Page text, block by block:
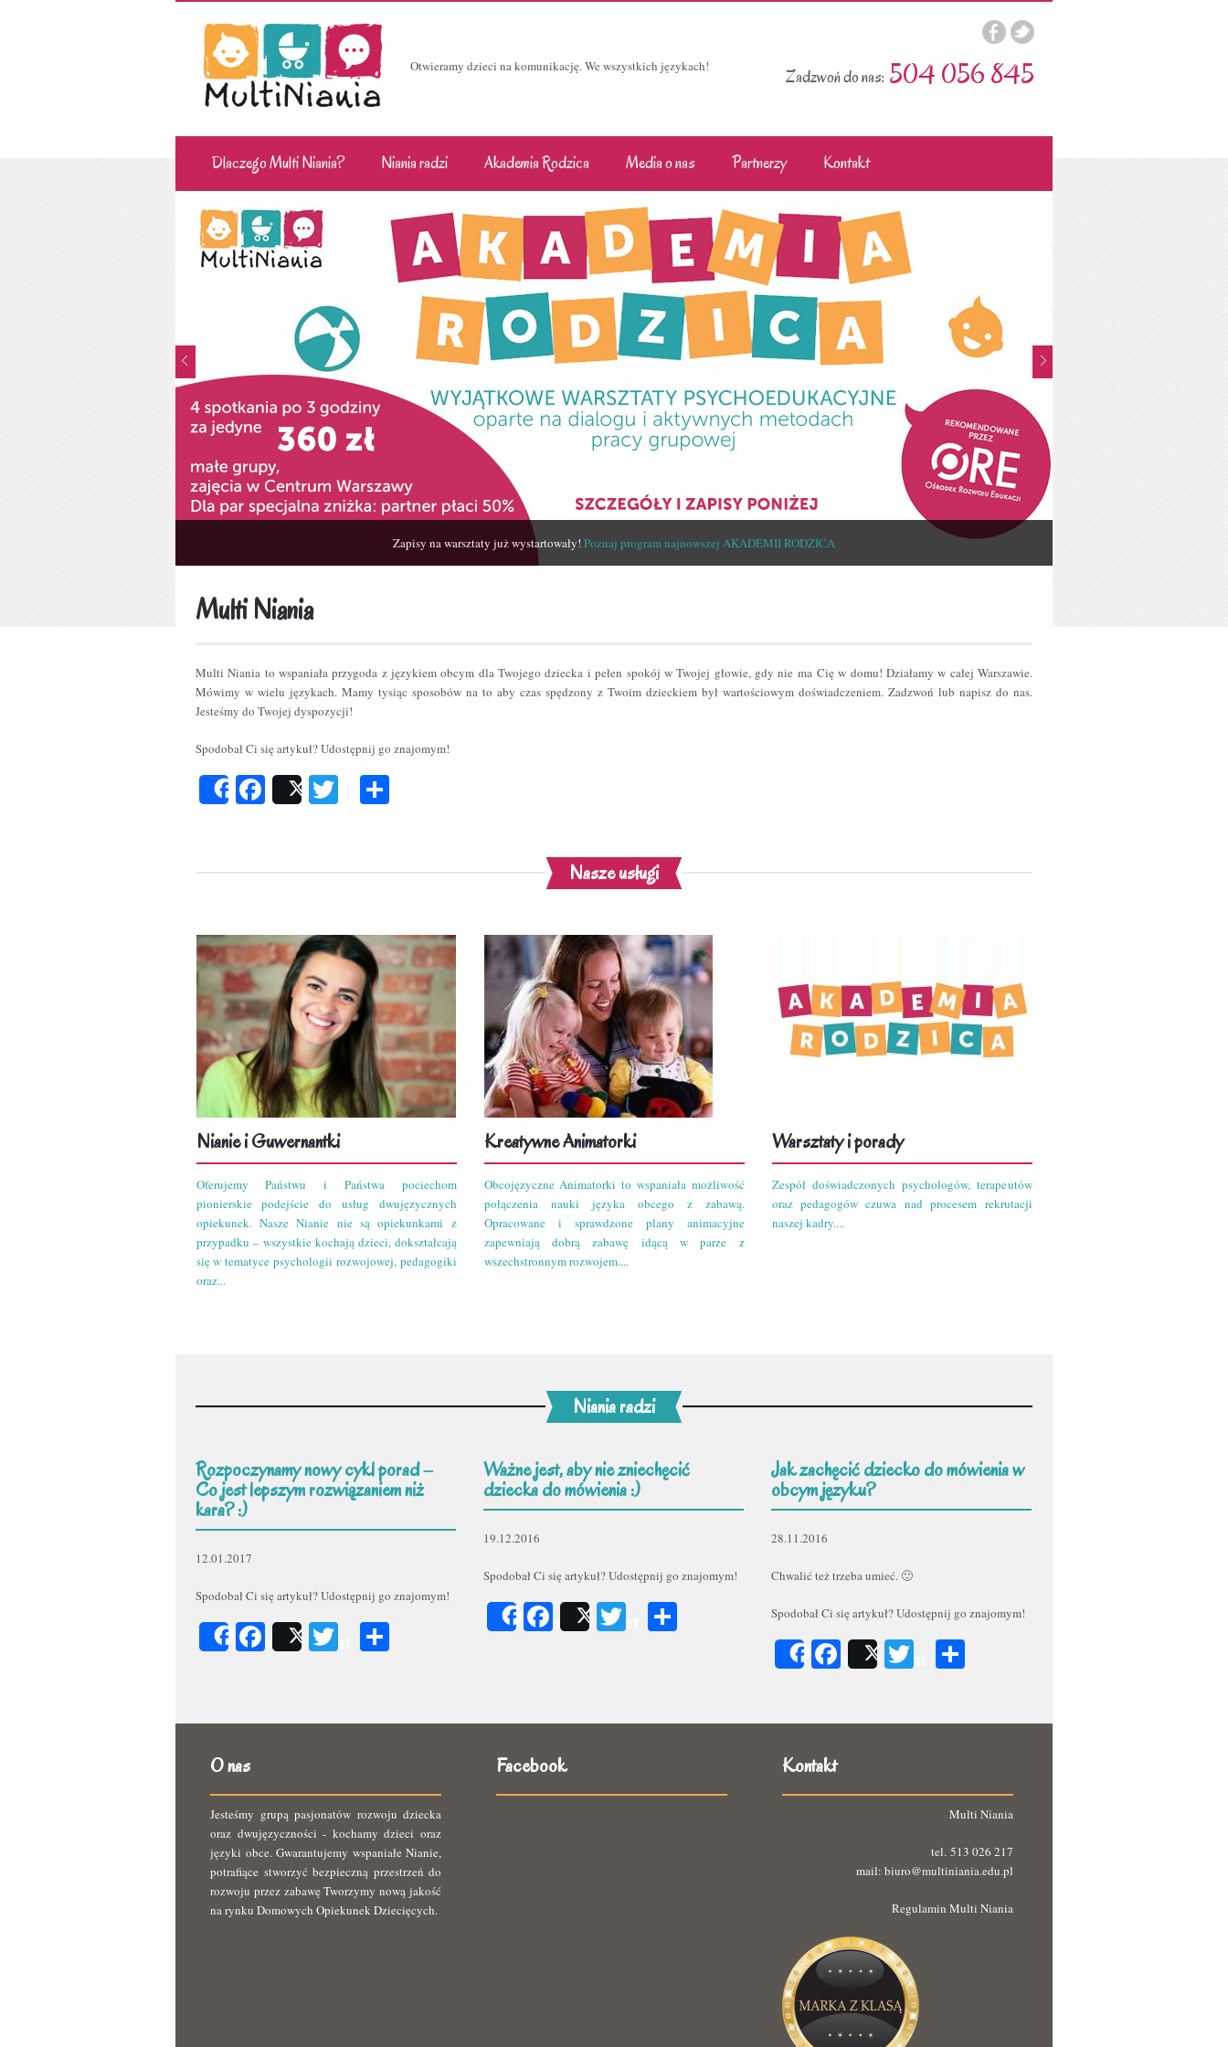
Otwieramy dzieci na komunikację. We wszystkich językach! 504 056 845
Zadzwoń do nas:
Dlaczego Multi Niania? Niania radzi Akademia Rodzica Media o nas Partnerzy Kontakt
Zapisy na warsztaty już wystartowały! Poznaj program najnowszej AKADEMII RODZICA
Multi Niania
Multi Niania to wspaniała przygoda z językiem obcym dla Twojego dziecka i pełen spokój w Twojej głowie, gdy nie ma Cię w domu! Działamy w całej Warszawie.
Mówimy w wielu językach. Mamy tysiąc sposobów na to aby czas spędzony z Twoim dzieckiem był wartościowym doświadczeniem. Zadzwoń lub napisz do nas.
Jesteśmy do Twojej dyspozycji!
Spodobał Ci się artykuł? Udostępnij go znajomym!
ShareFacebook
Post Twitter
Nasze usługi
Nianie i Guwernantki
Oferujemy Państwu i Państwa pociechom
pionierskie podejście do usług dwujęzycznych
opiekunek. Nasze Nianie nie są opiekunkami z
przypadku – wszystkie kochają dzieci, dokształcają
się w tematyce psychologii rozwojowej, pedagogiki
oraz...
Kreatywne Animatorki
Obcojęzyczne Animatorki to wspaniała możliwość
połączenia nauki języka obcego z zabawą.
Opracowane i sprawdzone plany animacyjne
zapewniają dobrą zabawę idącą w parze z
wszechstronnym rozwojem....
Warsztaty i porady
Zespół doświadczonych psychologów, terapeutów
oraz pedagogów czuwa nad procesem rekrutacji
naszej kadry....
Niania radzi
Rozpoczynamy nowy cykl porad –
Co jest lepszym rozwiązaniem niż
kara? :)
12.01.2017
Spodobał Ci się artykuł? Udostępnij go znajomym!
ShareFacebook
Post Twitter
Ważne jest, aby nie zniechęcić
dziecka do mówienia :)
19.12.2016
Spodobał Ci się artykuł? Udostępnij go znajomym!
ShareFacebook
Post Twitter
Jak zachęcić dziecko do mówienia w
obcym języku?
28.11.2016
Chwalić też trzeba umieć. 🙂
Spodobał Ci się artykuł? Udostępnij go znajomym!
ShareFacebook
Post Twitter
O nas
Jesteśmy grupą pasjonatów rozwoju dziecka
oraz dwujęzyczności - kochamy dzieci oraz
języki obce. Gwarantujemy wspaniałe Nianie,
potrafiące stworzyć bezpieczną przestrzeń do
rozwoju przez zabawę Tworzymy nową jakość
na rynku Domowych Opiekunek Dziecięcych.
Facebook Kontakt
Multi Niania
tel. 513 026 217
mail: biuro@multiniania.edu.pl
Regulamin Multi Niania